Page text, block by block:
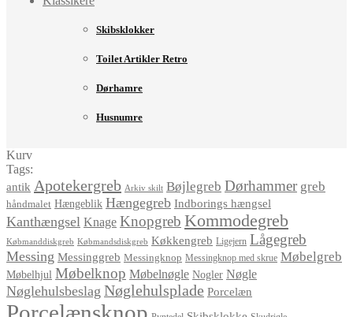
Skibsklokker
Toilet Artikler Retro
Dørhamre
Husnumre
Kurv
Tags:
antik Apotekergreb Arkiv skilt Bøjlegreb Dørhammer greb
håndmalet Hængeblik Hængegreb Indborings hængsel
Kanthængsel Knage Knopgreb Kommodegreb
Købmanddiskgreb Købmandsdiskgreb Køkkengreb Ligejern Lågegreb
Messing Messinggreb Messingknop Messingknop med skrue Møbelgreb
Møbelhjul Møbelknop Møbelnøgle Nogler Nøgle
Nøglehulsbeslag Nøglehulsplade Porcelæn